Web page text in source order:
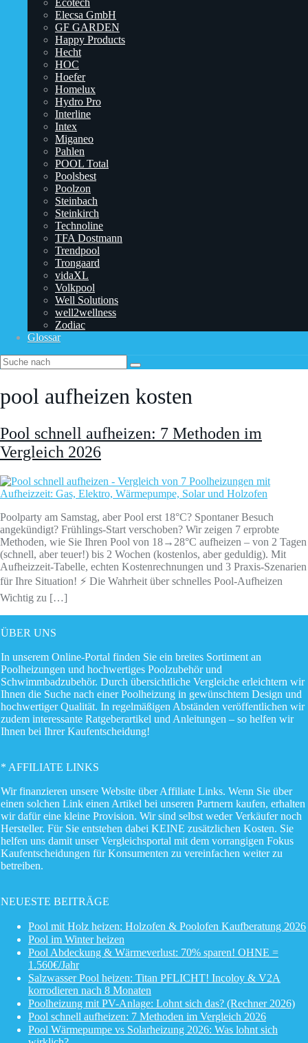
Ecotech
Elecsa GmbH
GF GARDEN
Happy Products
Hecht
HOC
Hoefer
Homelux
Hydro Pro
Interline
Intex
Miganeo
Pahlen
POOL Total
Poolsbest
Poolzon
Steinbach
Steinkirch
Technoline
TFA Dostmann
‎Trendpool
Trongaard
vidaXL
Volkpool
Well Solutions
well2wellness
Zodiac
Glossar
pool aufheizen kosten
Pool schnell aufheizen: 7 Methoden im
Vergleich 2026
Poolparty am Samstag, aber Pool erst 18°C? Spontaner Besuch
angekündigt? Frühlings-Start verschoben? Wir zeigen 7 erprobte
Methoden, wie Sie Ihren Pool von 18→28°C aufheizen – von 2 Tagen
(schnell, aber teuer!) bis 2 Wochen (kostenlos, aber geduldig). Mit
Aufheizzeit-Tabelle, echten Kostenrechnungen und 3 Praxis-Szenarien
für Ihre Situation! ⚡ Die Wahrheit über schnelles Pool-Aufheizen
Wichtig zu […]
ÜBER UNS
In unserem Online-Portal finden Sie ein breites Sortiment an
Poolheizungen und hochwertiges Poolzubehör und
Schwimmbadzubehör. Durch übersichtliche Vergleiche erleichtern wir
Ihnen die Suche nach einer Poolheizung in gewünschtem Design und
hochwertiger Qualität. In regelmäßigen Abständen veröffentlichen wir
zudem interessante Ratgeberartikel und Anleitungen – so helfen wir
Ihnen bei Ihrer Kaufentscheidung!
* AFFILIATE LINKS
Wir finanzieren unsere Website über Affiliate Links. Wenn Sie über
einen solchen Link einen Artikel bei unseren Partnern kaufen, erhalten
wir dafür eine kleine Provision. Wir sind selbst weder Verkäufer noch
Hersteller. Für Sie entstehen dabei KEINE zusätzlichen Kosten. Sie
helfen uns damit unser Vergleichsportal mit dem vorrangigen Fokus
Kaufentscheidungen für Konsumenten zu vereinfachen weiter zu
betreiben.
NEUESTE BEITRÄGE
Pool mit Holz heizen: Holzofen & Poolofen Kaufberatung 2026
Pool im Winter heizen
Pool Abdeckung & Wärmeverlust: 70% sparen! OHNE =
1.560€/Jahr
Salzwasser Pool heizen: Titan PFLICHT! Incoloy & V2A
korrodieren nach 8 Monaten
Poolheizung mit PV-Anlage: Lohnt sich das? (Rechner 2026)
Pool schnell aufheizen: 7 Methoden im Vergleich 2026
Pool Wärmepumpe vs Solarheizung 2026: Was lohnt sich